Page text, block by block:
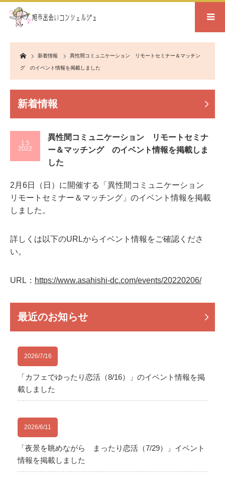
Home
新着情報 異性間コミュニケーション リモートセミナー＆マッチン
グ のイベント情報を掲載しました
新着情報
1.5
2022
異性間コミュニケーション リモートセミナ
ー＆マッチング のイベント情報を掲載しま
した
2月6日（日）に開催する「異性間コミュニケーション
リモートセミナー＆マッチング」のイベント情報を掲載
しました。
詳しくは以下のURLからイベント情報をご確認くださ
い。
URL： https://www.asahishi-dc.com/events/20220206/
最近のお知らせ
2026/7/16
「カフェでゆったり恋活（8/16）」のイベント情報を掲
載しました
2026/6/11
「夜景を眺めながら まったり恋活（7/29）」イベント
情報を掲載しました